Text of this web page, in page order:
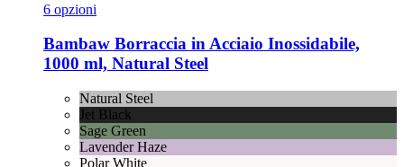
6 opzioni
Bambaw Borraccia in Acciaio Inossidabile,
1000 ml, Natural Steel
Natural Steel
Jet Black
Sage Green
Lavender Haze
Polar White